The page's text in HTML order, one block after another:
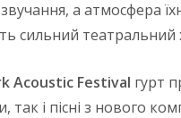
а атмосфера
сильний театральний
Acoustic Festival гурт
так і пісні з нового